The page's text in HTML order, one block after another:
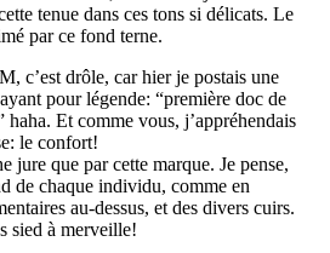
tenue dans ces tons si délicats. Le
par ce fond terne.
c’est drôle, car hier je postais une
pour légende: “première doc de
haha. Et comme vous, j’appréhendais
le confort!
jure que par cette marque. Je pense,
de chaque individu, comme en
au-dessus, et des divers cuirs.
sied à merveille!